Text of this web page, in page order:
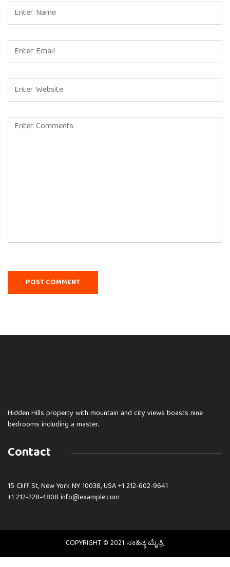
Hidden Hills property with mountain and city views boasts nine
bedrooms including a master.
Contact
15 Cliff St, New York NY 10038, USA+1 212-602-9641
+1 212-228-4808 info@example.com
COPYRIGHT © 2021 ಸಾಹಿತ್ಯ ಮೈತ್ರಿ